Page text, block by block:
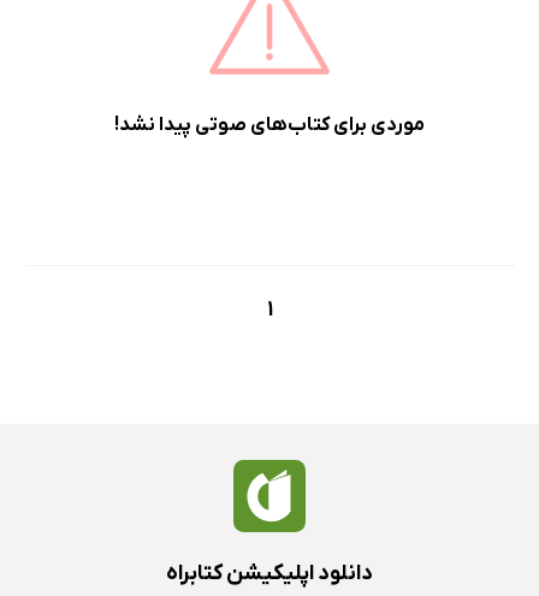
پرفروش‌ها
پربحث‌ها
موردی برای کتاب‌های صوتی پیدا نشد!
1
دانلود اپلیکیشن کتابراه